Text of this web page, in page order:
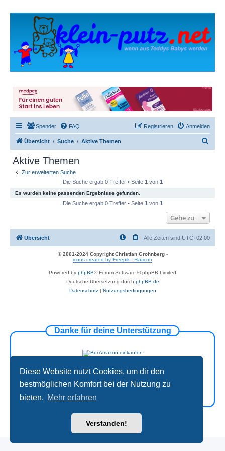
Diese Website nutzt Cookies, um dir den
bestmöglichen Komfort bei der Nutzung zu
bieten. Mehr erfahren
Verstanden!
Spender FAQ Anmelden
Registrieren
Übersicht Suche Aktive Themen
Aktive Themen
Zur erweiterten Suche
Die Suche ergab 0 Treffer • Seite 1 von 1
Es wurden keine passenden Ergebnisse gefunden.
Die Suche ergab 0 Treffer • Seite 1 von 1
Gehe zu
Übersicht Alle Zeiten sind UTC+02:00
© 2001-2024 Copyright Christian Grohnberg-
icons created by Freepik - Flaticon
Powered by phpBB® Forum Software © phpBB Limited
Deutsche Übersetzung durch phpBB.de
Datenschutz| Nutzungsbedingungen
Danke für deine Unterstützung